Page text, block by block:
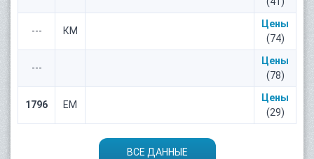
--- КМ
Цены
(74)
---
Цены
(78)
1796 ЕМ
Цены
(29)
ВСЕ ДАННЫЕ